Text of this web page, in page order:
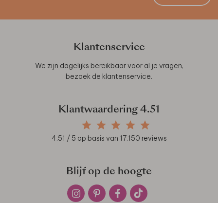
Klantenservice
We zijn dagelijks bereikbaar voor al je vragen,
bezoek de klantenservice.
Klantwaardering 4.51
4.51 / 5 op basis van 17.150 reviews
Blijf op de hoogte